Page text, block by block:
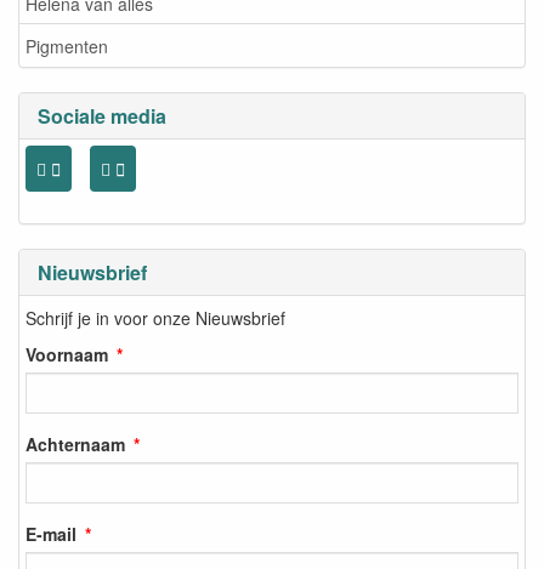
Pigmenten
Sociale media
Nieuwsbrief
Schrijf je in voor onze Nieuwsbrief
Voornaam
Achternaam
E-mail